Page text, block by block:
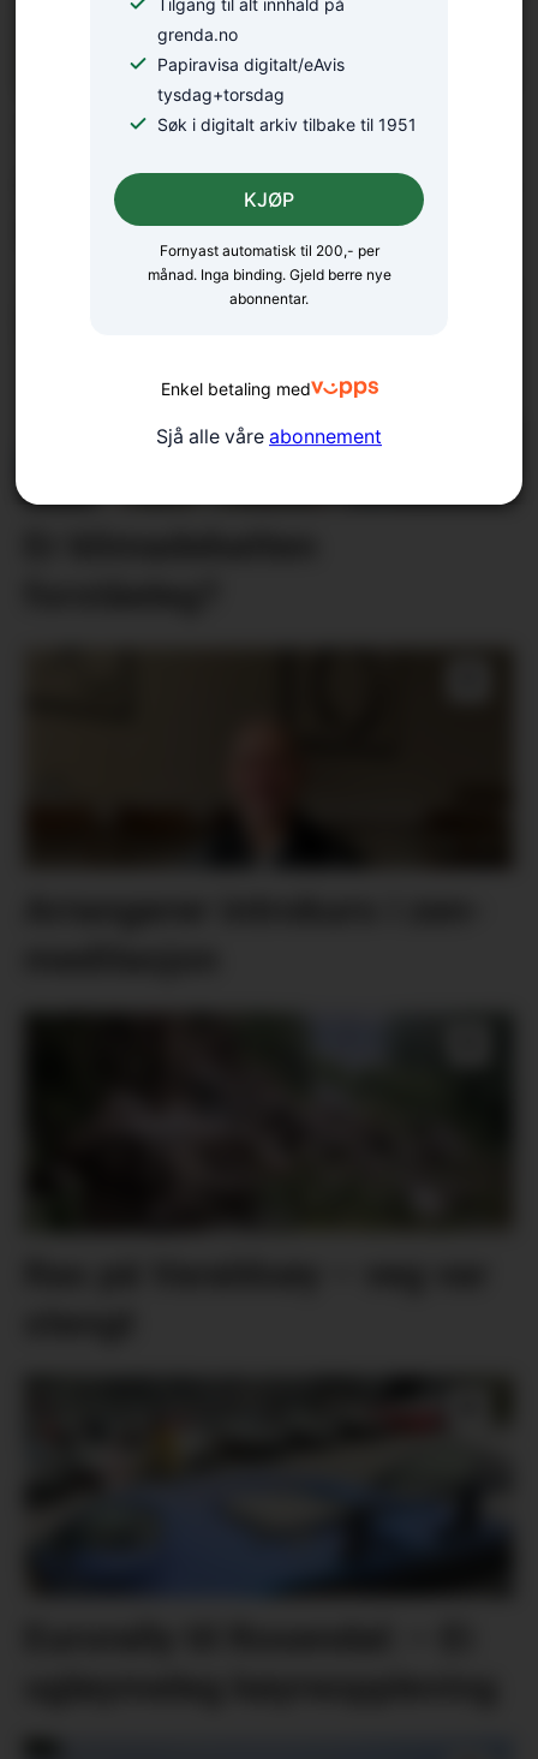
grenda.no
Papiravisa digitalt/eAvis
tysdag+torsdag
Søk i digitalt arkiv tilbake til 1951
Fornyast automatisk til 200,- per
månad. Inga binding. Gjeld berre nye
abonnentar.
KJØP
Enkel betaling med
Sjå alle våre abonnement
18 bekrefta smitta av
salmonella – oppmodar folk
til å la vera å spekulera